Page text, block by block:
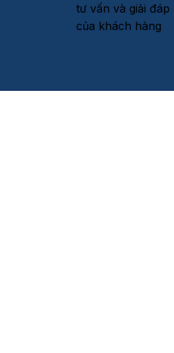
tư vấn và giải
của khách hàng